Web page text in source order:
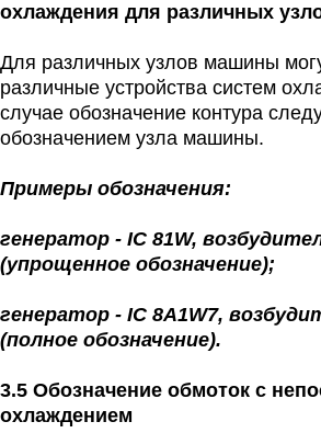
охлаждения для различных
Для различных узлов машины
различные устройства систем
случае обозначение контура
обозначением узла машины.
Примеры обозначения:
генератор - IC 81W,
(упрощенное обозначение);
генератор - IC 8A1W7,
(полное обозначение).
3.5 Обозначение обмоток с
охлаждением